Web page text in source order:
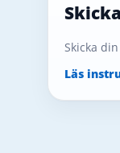
Skicka
Läs